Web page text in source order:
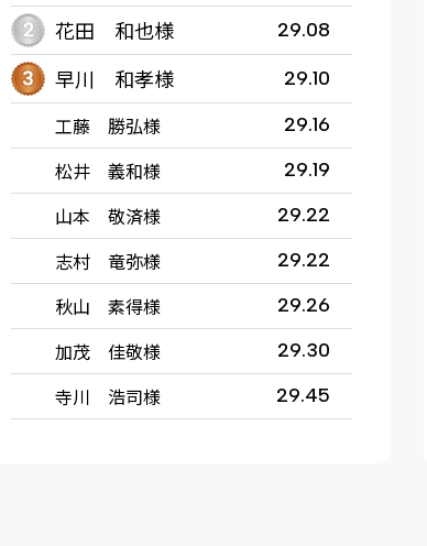
花田 和也様 29.08
早川 和孝様 29.10
工藤 勝弘様 29.16
松井 義和様 29.19
山本 敬済様 29.22
志村 竜弥様 29.22
秋山 素得様 29.26
加茂 佳敬様 29.30
寺川 浩司様 29.45